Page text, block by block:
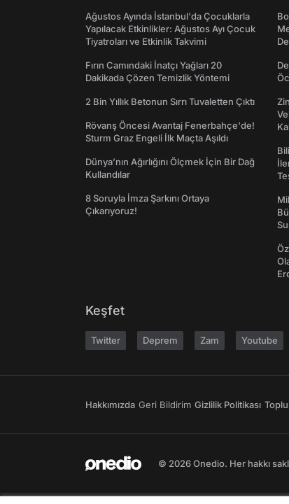
Ağustos Ayında İstanbul'da Çocuklarla
Yapılacak Etkinlikler: Ağustos Ayı Çocuk
Tiyatroları ve Etkinlik Takvimi
Fırın Camındaki İnatçı Yağları 20
Dakikada Çözen Temizlik Yöntemi
2 Bin Yıllık Betonun Sırrı Tuvaletten Çıktı
Rövanş Öncesi Avantaj Fenerbahçe'de!
Sturm Graz Engeli İlk Maçta Aşıldı
Dünya’nın Ağırlığını Ölçmek İçin Bir Dağ
Kullandılar
8 Soruyla İmza Şarkını Ortaya
Çıkarıyoruz!
Keşfet
Twitter Deprem Zam Youtube
Hakkımızda Geri Bildirim Gizlilik Politikası
© 2026 Onedio. Her hakkı